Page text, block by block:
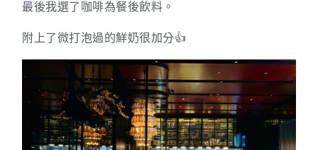
最後我選了咖啡為餐後飲料。
附上了微打泡過的鮮奶很加分👍